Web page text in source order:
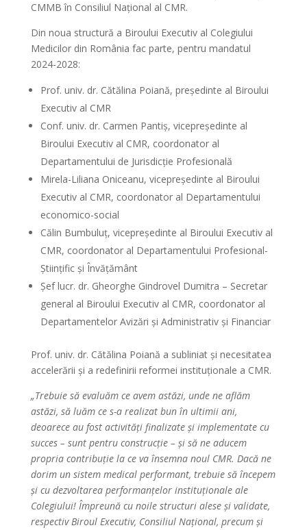
CMMB în Consiliul Național al CMR.
Din noua structură a Biroului Executiv al Colegiului
Medicilor din România fac parte, pentru mandatul
2024-2028:
Prof. univ. dr. Cătălina Poiană, președinte al Biroului
Executiv al CMR
Conf. univ. dr. Carmen Pantiș, vicepreședinte al
Biroului Executiv al CMR, coordonator al
Departamentului de Jurisdicție Profesională
Mirela-Liliana Oniceanu, vicepreședinte al Biroului
Executiv al CMR, coordonator al Departamentului
economico-social
Călin Bumbuluț, vicepreședinte al Biroului Executiv al
CMR, coordonator al Departamentului Profesional-
Științific și Învățământ
Șef lucr. dr. Gheorghe Gindrovel Dumitra – Secretar
general al Biroului Executiv al CMR, coordonator al
Departamentelor Avizări și Administrativ și Financiar
Prof. univ. dr. Cătălina Poiană a subliniat și necesitatea
accelerării și a redefinirii reformei instituționale a CMR.
„Trebuie să evaluăm ce avem astăzi, unde ne aflăm
astăzi, să luăm ce s-a realizat bun în ultimii ani,
deoarece au fost activități finalizate și implementate cu
succes – sunt pentru construcție – și să ne aducem
propria contribuție la ce va însemna noul CMR. Dacă ne
dorim un sistem medical performant, trebuie să începem
și cu dezvoltarea performanțelor instituționale ale
Colegiului! Împreună cu noile structuri alese și validate,
respectiv Biroul Executiv, Consiliul Național, precum și